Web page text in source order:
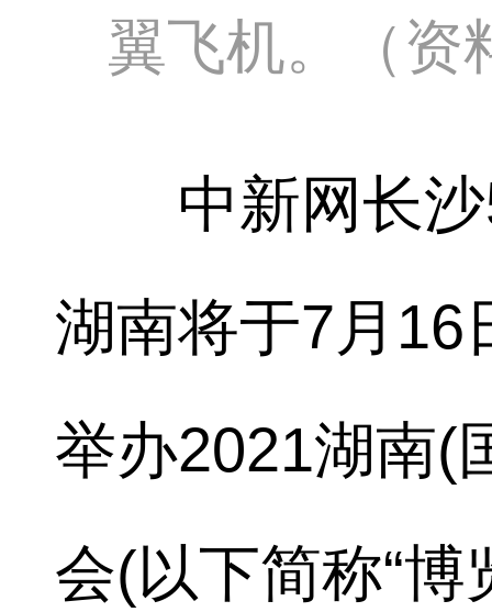
翼飞机。（
中新网长沙5
湖南将于7月16
举办2021湖南(
会(以下简称“